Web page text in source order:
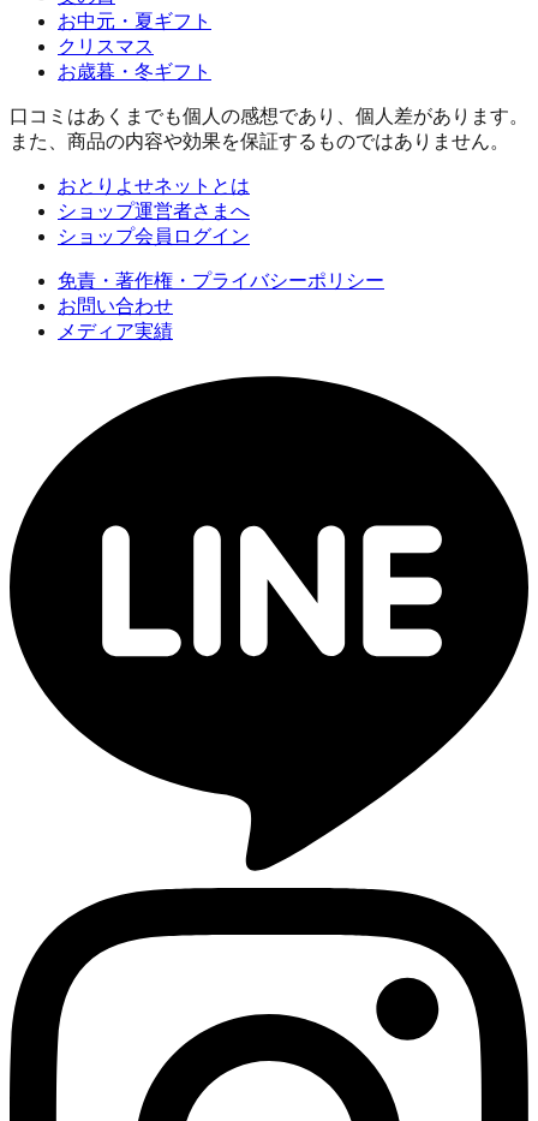
お中元・夏ギフト
クリスマス
お歳暮・冬ギフト
口コミはあくまでも個人の感想であり、個人差があります。
また、商品の内容や効果を保証するものではありません。
おとりよせネットとは
ショップ運営者さまへ
ショップ会員ログイン
免責・著作権・プライバシーポリシー
お問い合わせ
メディア実績